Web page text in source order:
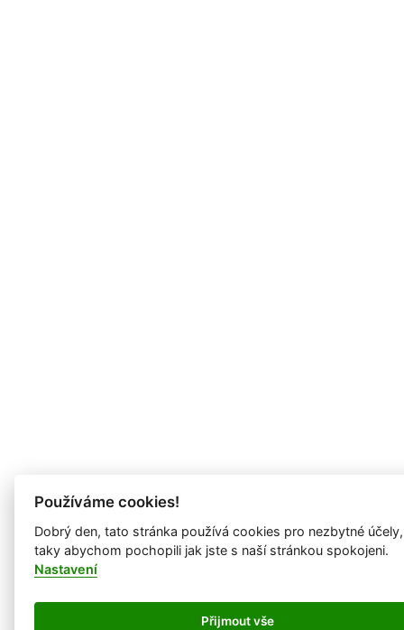
Používáme cookies!
Dobrý den, tato stránka používá cookies pro nezbytné
taky abychom pochopili jak jste s naší stránkou spokojeni.
Nastavení
Přijmout vše